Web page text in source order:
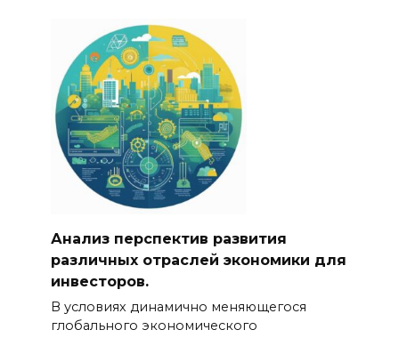
Анализ перспектив развития
различных отраслей экономики для
инвесторов.
В условиях динамично меняющегося
глобального экономического